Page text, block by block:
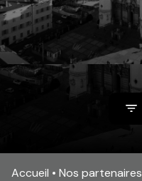
ACTUALITÉS
CONTACT
Accueil Nos partenaires